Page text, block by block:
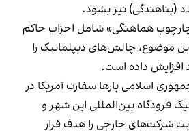
(پناهندگی) نیز بشود.
هماهنگی» شامل احزاب حاکم
موضوع، چالش‌های دیپلماتیک را
افزایش داده است.
اسلامی بارها سفارت آمریکا در
فرودگاه بین‌المللی این شهر و
شرکت‌های خارجی را هدف قرار